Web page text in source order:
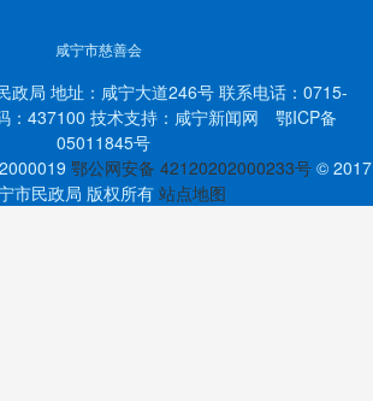
咸宁市慈善会
政局 地址：咸宁大道246号 联系电话：0715-
：437100 技术支持：咸宁新闻网 鄂ICP备
05011845号
鄂公网安备 42120202000233号 © 2017
市民政局 版权所有站点地图